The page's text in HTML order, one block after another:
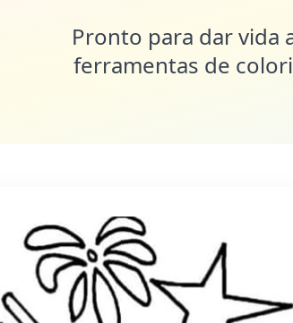
Pronto para dar vida
ferramentas de